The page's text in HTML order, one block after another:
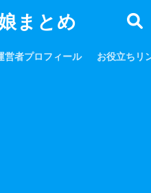
まとめ
営者プロフィール お役立ちリ